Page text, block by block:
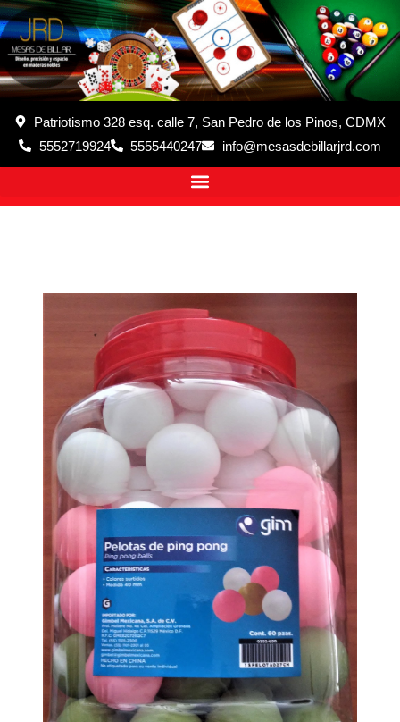
Patriotismo 328 esq. calle 7, San Pedro de los Pinos, CDMX
5552719924
5555440247 info@mesasdebillarjrd.com